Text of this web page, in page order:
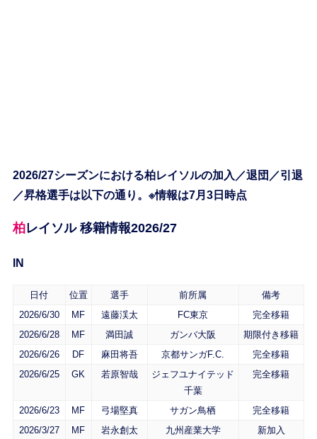
2026/27シーズンにおける柏レイソルの加入／退団／引退
／昇格選手は以下の通り。※情報は7月3日時点
柏レイソル 移籍情報2026/27
IN
日付 位置 選手 前所属
備考
2026/6/30
MF 遠藤渓太 FC東京
完全移籍
2026/6/28
MF 満田誠 ガンバ大阪
期限付き移籍
2026/6/26
DF 麻田将吾 京都サンガF.C.
完全移籍
2026/6/25
GK 若原智哉
ジェフユナイテッド
千葉
完全移籍
2026/6/23 MF 弓場堅真 サガン鳥栖
完全移籍
2026/3/27
MF 岩永創太 九州産業大学 新加入